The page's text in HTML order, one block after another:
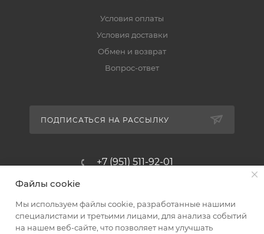
Условия оплаты
Условия доставки
Обмен и возврат
Вопрос-ответ
ПОДПИСАТЬСЯ НА РАССЫЛКУ
+7 (951) 511-92-01
Магазин-склад ТЦ "Альтус"
Ростовская обл, Аксайский р-н,
пос. Янтарный, Малое Зеленое
Файлы cookie
Мы используем файлы cookie, разработанные нашими
специалистами и третьими лицами, для анализа событий
на нашем веб-сайте, что позволяет нам улучшать